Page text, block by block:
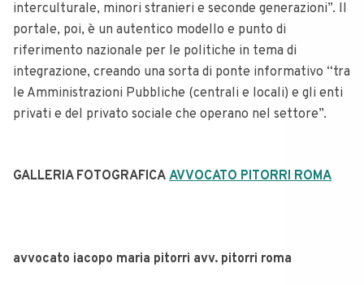
interculturale, minori stranieri e seconde generazioni”. Il
portale, poi, è un autentico modello e punto di
riferimento nazionale per le politiche in tema di
integrazione, creando una sorta di ponte informativo “tra
le Amministrazioni Pubbliche (centrali e locali) e gli enti
privati e del privato sociale che operano nel settore”.
GALLERIA FOTOGRAFICA AVVOCATO PITORRI ROMA
avvocato iacopo maria pitorri avv. pitorri roma